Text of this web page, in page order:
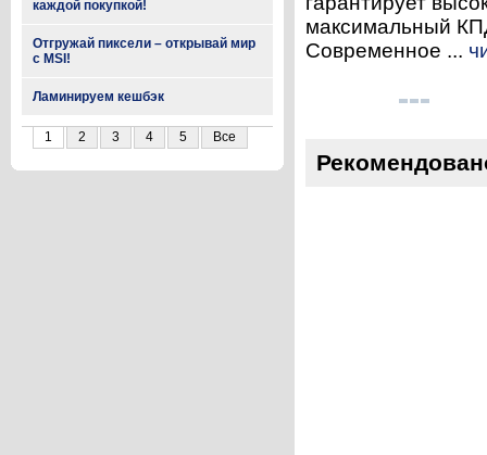
каждой покупкой!
Отгружай пиксели – открывай мир
с MSI!
Ламинируем кешбэк
1 2 3 4 5 Все
максимальный
Современное ...